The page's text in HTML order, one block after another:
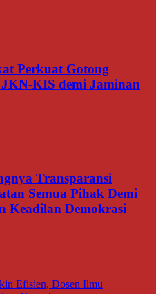
Perkuat Gotong
KIS demi Jaminan
Transparansi
Semua Pihak Demi
Keadilan Demokrasi